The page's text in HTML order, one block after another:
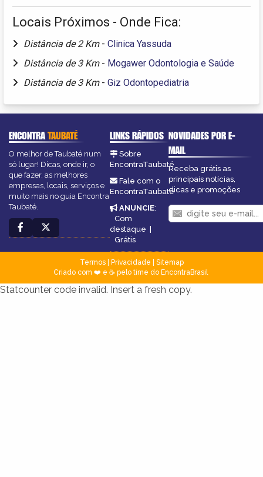
Locais Próximos - Onde Fica:
Distância de 2 Km - Clinica Yassuda
Distância de 3 Km - Mogawer Odontologia e Saúde
Distância de 3 Km - Giz Odontopediatria
ENCONTRATAUBATÉ
O melhor de Taubaté num
só lugar! Dicas, onde ir, o
que fazer, as melhores
empresas, locais, serviços e
muito mais no guia Encontra
Taubaté.
LINKS RÁPIDOS
Sobre
EncontraTaubaté
Fale com o
EncontraTaubaté
ANUNCIE:
Com
destaque |
Grátis
NOVIDADES POR E-
MAIL
Receba grátis as
principais notícias,
dicas e promoções
Termos| Privacidade
Sitemap
Criado com ❤️ e ☕ pelo time do EncontraBrasil
Statcounter code invalid. Insert a fresh copy.